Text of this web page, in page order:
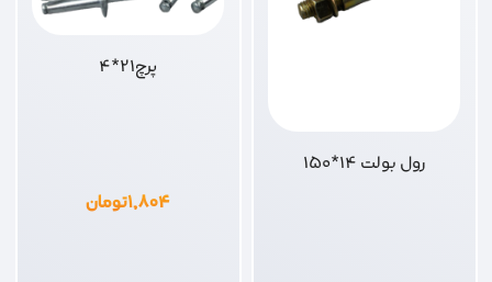
رول بولت 14*150
پرچ21*4
۱,۸۰۴تومان